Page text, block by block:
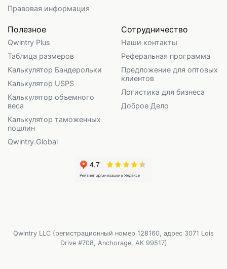
Правовая информация
Полезное
Qwintry Plus
Таблица размеров
Калькулятор Бандерольки
Калькулятор USPS
Калькулятор объемного
веса
Калькулятор таможенных
пошлин
Qwintry.Global
Сотрудничество
Наши контакты
Реферальная программа
Предложение для оптовых
клиентов
Логистика для бизнеса
Доброе Дело
Qwintry LLC (регистрационный номер 128160, адрес 3071 Lois
Drive #708, Anchorage, AK 99517)